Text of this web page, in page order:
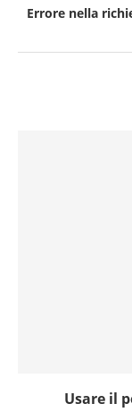
Errore nella
Usare il